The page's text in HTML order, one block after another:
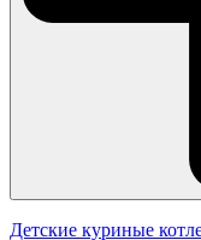
Детские куриные